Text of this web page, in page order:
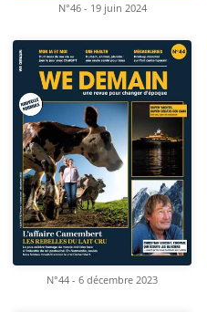
N°46 - 19 juin 2024
N°44 - 6 décembre 2023